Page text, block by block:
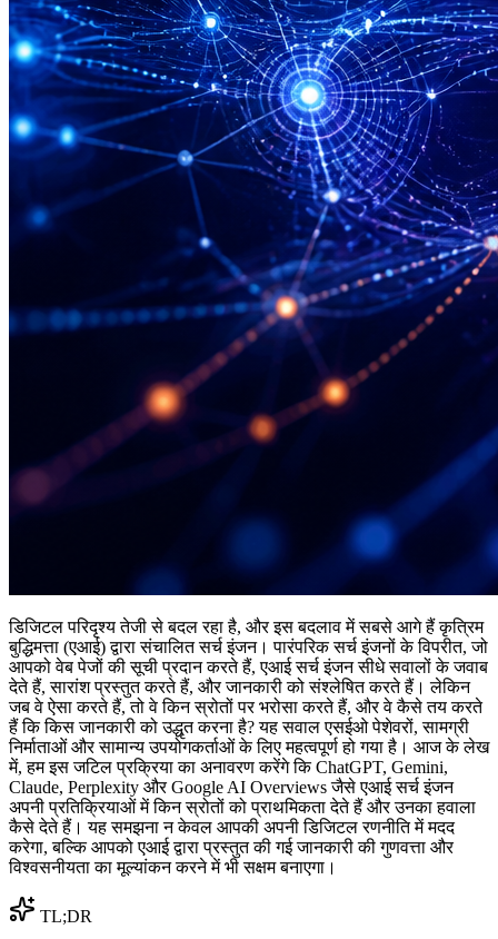
डिजिटल परिदृश्य तेजी से बदल रहा है, और इस बदलाव में सबसे आगे हैं कृत्रिम
बुद्धिमत्ता (एआई) द्वारा संचालित सर्च इंजन। पारंपरिक सर्च इंजनों के विपरीत, जो
आपको वेब पेजों की सूची प्रदान करते हैं, एआई सर्च इंजन सीधे सवालों के जवाब
देते हैं, सारांश प्रस्तुत करते हैं, और जानकारी को संश्लेषित करते हैं। लेकिन
जब वे ऐसा करते हैं, तो वे किन स्रोतों पर भरोसा करते हैं, और वे कैसे तय करते
हैं कि किस जानकारी को उद्धृत करना है? यह सवाल एसईओ पेशेवरों, सामग्री
निर्माताओं और सामान्य उपयोगकर्ताओं के लिए महत्वपूर्ण हो गया है। आज के लेख
में, हम इस जटिल प्रक्रिया का अनावरण करेंगे कि ChatGPT, Gemini,
Claude, Perplexity और Google AI Overviews जैसे एआई सर्च इंजन
अपनी प्रतिक्रियाओं में किन स्रोतों को प्राथमिकता देते हैं और उनका हवाला
कैसे देते हैं। यह समझना न केवल आपकी अपनी डिजिटल रणनीति में मदद
करेगा, बल्कि आपको एआई द्वारा प्रस्तुत की गई जानकारी की गुणवत्ता और
विश्वसनीयता का मूल्यांकन करने में भी सक्षम बनाएगा।
TL;DR